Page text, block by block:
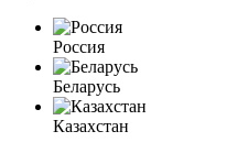
Россия
Беларусь
Казахстан